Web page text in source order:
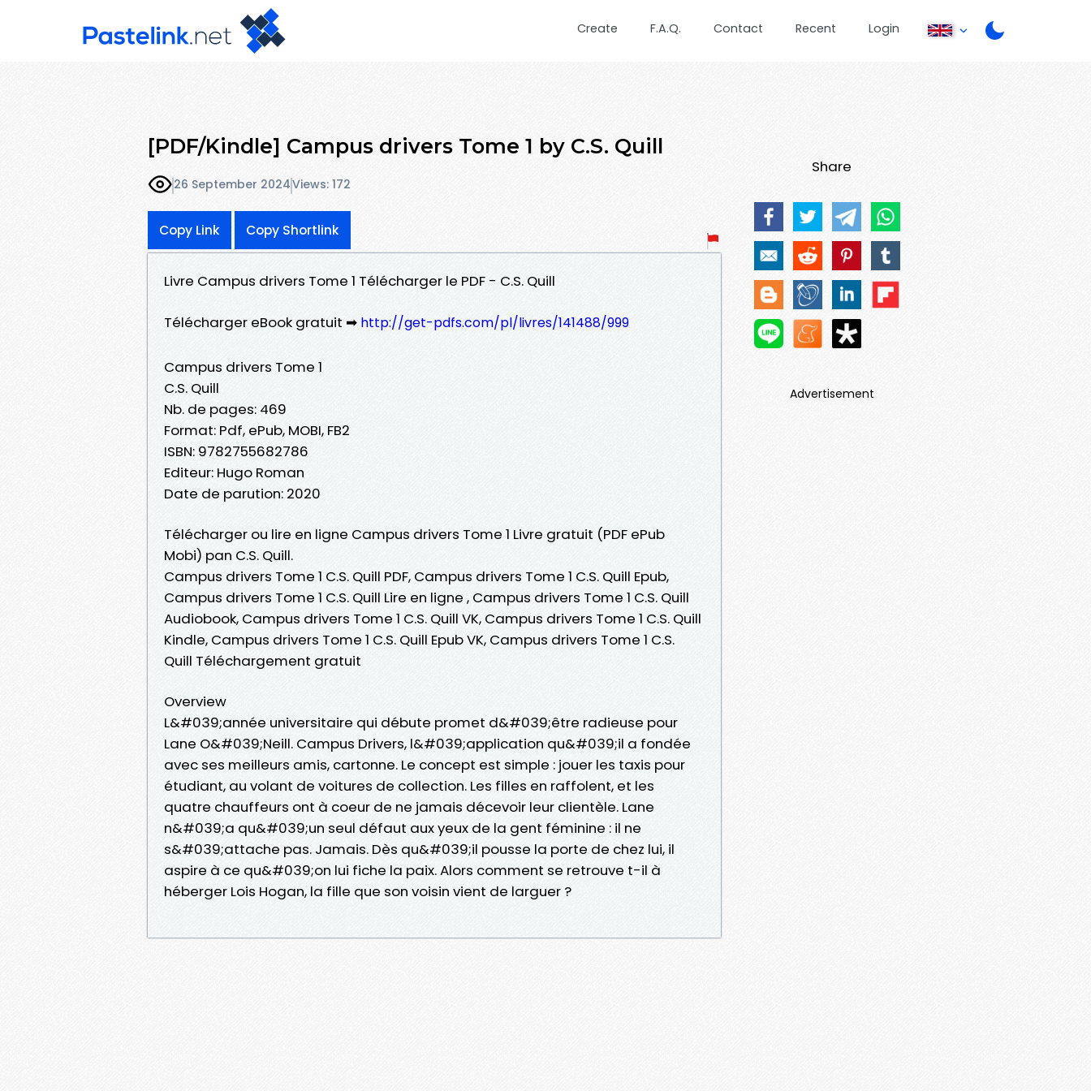
Create F.A.Q. Contact Recent Login
[PDF/Kindle] Campus drivers Tome 1 by C.S. Quill
26 September 2024Views: 172
Copy Link Copy Shortlink
Livre Campus drivers Tome 1 Télécharger le PDF - C.S. Quill
Télécharger eBook gratuit ➡ http://get-pdfs.com/pl/livres/141488/999
Campus drivers Tome 1
C.S. Quill
Nb. de pages: 469
Format: Pdf, ePub, MOBI, FB2
ISBN: 9782755682786
Editeur: Hugo Roman
Date de parution: 2020
Télécharger ou lire en ligne Campus drivers Tome 1 Livre gratuit (PDF ePub
Mobi) pan C.S. Quill.
Campus drivers Tome 1 C.S. Quill PDF, Campus drivers Tome 1 C.S. Quill Epub,
Campus drivers Tome 1 C.S. Quill Lire en ligne , Campus drivers Tome 1 C.S. Quill
Audiobook, Campus drivers Tome 1 C.S. Quill VK, Campus drivers Tome 1 C.S. Quill
Kindle, Campus drivers Tome 1 C.S. Quill Epub VK, Campus drivers Tome 1 C.S.
Quill Téléchargement gratuit
Overview
L&#039;année universitaire qui débute promet d&#039;être radieuse pour
Lane O&#039;Neill. Campus Drivers, l&#039;application qu&#039;il a fondée
avec ses meilleurs amis, cartonne. Le concept est simple : jouer les taxis pour
étudiant, au volant de voitures de collection. Les filles en raffolent, et les
quatre chauffeurs ont à coeur de ne jamais décevoir leur clientèle. Lane
n&#039;a qu&#039;un seul défaut aux yeux de la gent féminine : il ne
s&#039;attache pas. Jamais. Dès qu&#039;il pousse la porte de chez lui, il
aspire à ce qu&#039;on lui fiche la paix. Alors comment se retrouve t-il à
héberger Lois Hogan, la fille que son voisin vient de larguer ?
Share
Advertisement